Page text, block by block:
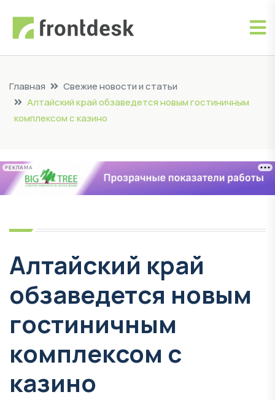
Главная
Свежие новости и статьи
Алтайский край обзаведется новым гостиничным
комплексом с казино
РЕКЛАМА
Алтайский край
обзаведется новым
гостиничным
комплексом с
казино